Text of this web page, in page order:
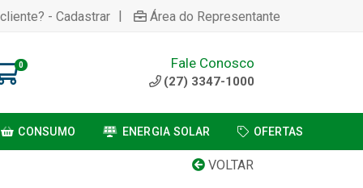
- Cadastrar | Área do Representante
0 Fale Conosco
(27) 3347-1000
CONSUMO ENERGIA SOLAR OFERTAS
VOLTAR